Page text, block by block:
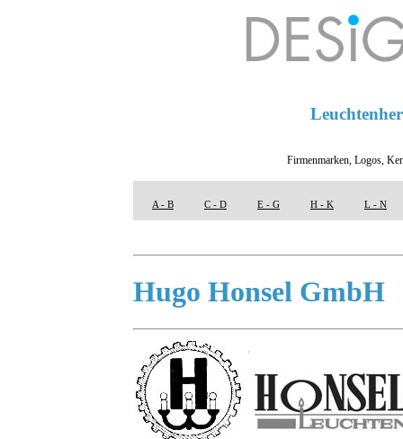
Firmenmarken, Logos,
A - B C - D E - G H - K L - N
Hugo Honsel GmbH